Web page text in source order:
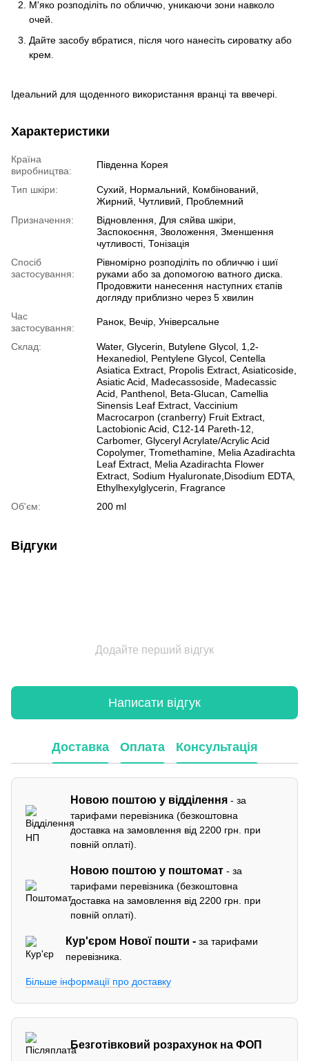
М'яко розподіліть по обличчю, уникаючи зони навколо
очей.
Дайте засобу вбратися, після чого нанесіть сироватку або
крем.
Ідеальний для щоденного використання вранці та ввечері.
Характеристики
Країна
виробництва:
Південна Корея
Тип шкіри:
Сухий, Нормальний, Комбінований,
Жирний, Чутливий, Проблемний
Призначення:
Відновлення, Для сяйва шкіри,
Заспокоєння, Зволоження, Зменшення
чутливості, Тонізація
Спосіб
застосування:
Рівномірно розподіліть по обличчю і шиї
руками або за допомогою ватного диска.
Продовжити нанесення наступних єтапів
догляду приблизно через 5 хвилин
Час
застосування:
Ранок, Вечір, Універсальне
Склад:
Water, Glycerin, Butylene Glycol, 1,2-
Hexanediol, Pentylene Glycol, Centella
Asiatica Extract, Propolis Extract, Asiaticoside,
Asiatic Acid, Madecassoside, Madecassic
Acid, Panthenol, Beta-Glucan, Camellia
Sinensis Leaf Extract, Vaccinium
Macrocarpon (cranberry) Fruit Extract,
Lactobionic Acid, C12-14 Pareth-12,
Carbomer, Glyceryl Acrylate/Acrylic Acid
Copolymer, Tromethamine, Melia Azadirachta
Leaf Extract, Melia Azadirachta Flower
Extract, Sodium Hyaluronate,Disodium EDTA,
Ethylhexylglycerin, Fragrance
Об'єм:
200 ml
Відгуки
Додайте перший відгук
Написати відгук
Доставка Оплата Консультація
Новою поштою у відділення - за
тарифами перевізника (безкоштовна
доставка на замовлення від 2200 грн. при
повній оплаті).
Новою поштою у поштомат - за
тарифами перевізника (безкоштовна
доставка на замовлення від 2200 грн. при
повній оплаті).
Кур'єром Нової пошти -за тарифами
перевізника.
Більше інформації про доставку
Безготівковий розрахунок на ФОП